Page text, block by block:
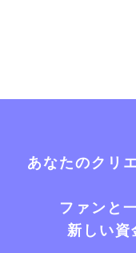
あなたのクリ
ファンと
新しい資